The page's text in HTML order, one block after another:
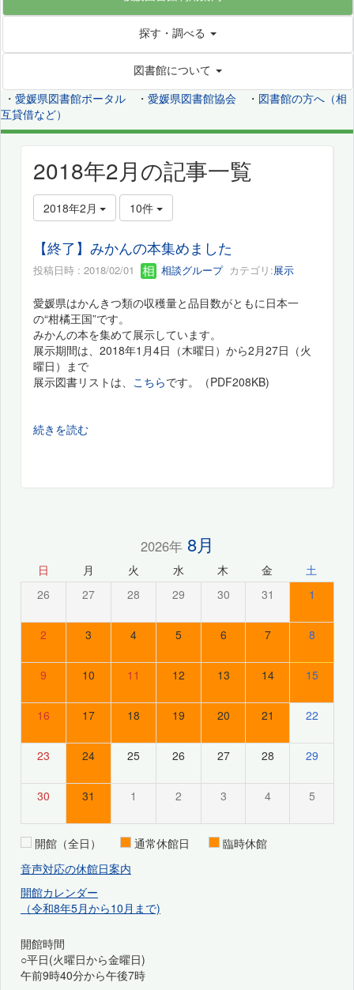
探す・調べる
図書館について
・ 愛媛県図書館ポータル ・ 愛媛県図書館協会 ・ 図書館の方へ（相
互貸借など）
2018年2月の記事一覧
2018年2月 10件
【終了】みかんの本集めました
投稿日時 : 2018/02/01 相談グループカテゴリ:展示
愛媛県はかんきつ類の収穫量と品目数がともに日本一
の“柑橘王国”です。
みかんの本を集めて展示しています。
展示期間は、2018年1月4日（木曜日）から2月27日（火
曜日）まで
展示図書リストは、 こちらです。（PDF208KB)
続きを読む
2026年8月
日 月 火 水 木 金 土
26 27 28 29 30 31 1
2 3 4 5 6 7 8
9 10 11 12 13 14 15
16 17 18 19 20 21 22
23 24 25 26 27 28 29
30 31 1 2 3 4 5
開館（全日） 通常休館日
臨時休館
音声対応の休館日案内
開館カレンダー
（令和8年5月から10月まで)
開館時間
○平日(火曜日から金曜日)
午前9時40分から午後7時